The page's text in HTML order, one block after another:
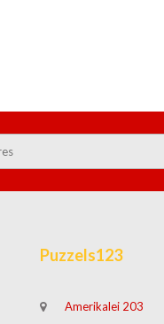
Puzzels123
Amerikalei 203